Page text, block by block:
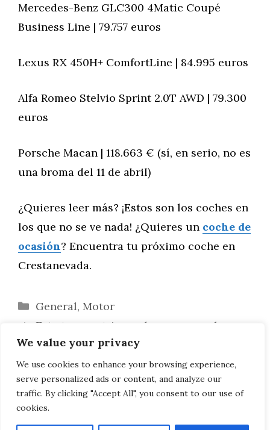
We value your privacy
We use cookies to enhance your browsing experience,
serve personalized ads or content, and analyze our
traffic. By clicking "Accept All", you consent to our use of
cookies.
Mercedes-Benz GLC300 4Matic Coupé
Business Line | 79.757 euros
Lexus RX 450H+ ComfortLine | 84.995 euros
Alfa Romeo Stelvio Sprint 2.0T AWD | 79.300
euros
Porsche Macan | 118.663 € (sí, en serio, no es
una broma del 11 de abril)
¿Quieres leer más? ¡Estos son los coches en
los que no se ve nada! ¿Quieres un coche de
ocasión? Encuentra tu próximo coche en
Crestanevada.
Categorías
General, Motor
Este tren motriz gordo va a reemplazar
al W12
Furgonetas como Espacios de Trabajo
Innovadores para Startups